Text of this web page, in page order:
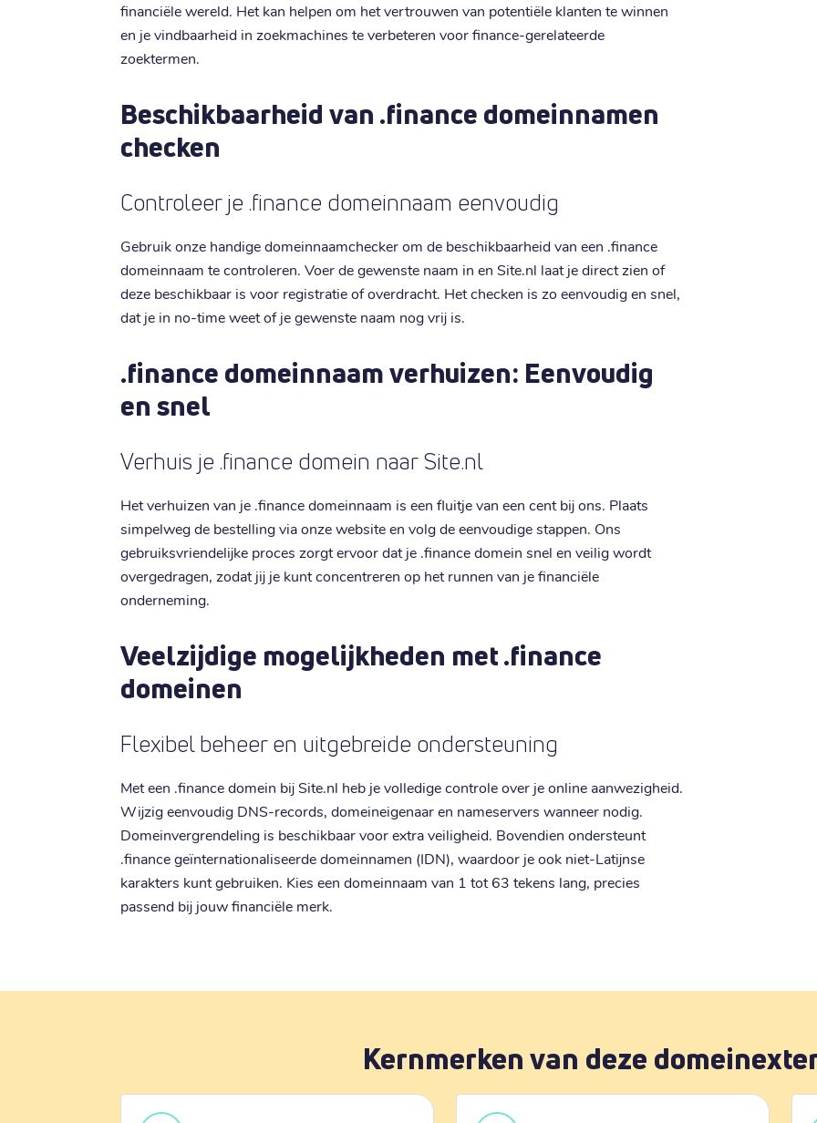
financiële wereld. Het kan helpen om het vertrouwen van potentiële klanten te winnen
en je vindbaarheid in zoekmachines te verbeteren voor finance-gerelateerde
zoektermen.
Beschikbaarheid van .finance domeinnamen
checken
Controleer je .finance domeinnaam eenvoudig
Gebruik onze handige domeinnaamchecker om de beschikbaarheid van een .finance
domeinnaam te controleren. Voer de gewenste naam in en Site.nl laat je direct zien of
deze beschikbaar is voor registratie of overdracht. Het checken is zo eenvoudig en snel,
dat je in no-time weet of je gewenste naam nog vrij is.
.finance domeinnaam verhuizen: Eenvoudig
en snel
Verhuis je .finance domein naar Site.nl
Het verhuizen van je .finance domeinnaam is een fluitje van een cent bij ons. Plaats
simpelweg de bestelling via onze website en volg de eenvoudige stappen. Ons
gebruiksvriendelijke proces zorgt ervoor dat je .finance domein snel en veilig wordt
overgedragen, zodat jij je kunt concentreren op het runnen van je financiële
onderneming.
Veelzijdige mogelijkheden met .finance
domeinen
Flexibel beheer en uitgebreide ondersteuning
Met een .finance domein bij Site.nl heb je volledige controle over je online aanwezigheid.
Wijzig eenvoudig DNS-records, domeineigenaar en nameservers wanneer nodig.
Domeinvergrendeling is beschikbaar voor extra veiligheid. Bovendien ondersteunt
.finance geïnternationaliseerde domeinnamen (IDN), waardoor je ook niet-Latijnse
karakters kunt gebruiken. Kies een domeinnaam van 1 tot 63 tekens lang, precies
passend bij jouw financiële merk.
Kernmerken van deze